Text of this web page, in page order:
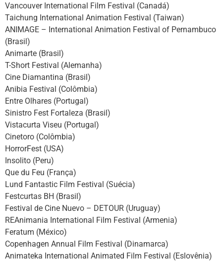
Vancouver International Film Festival (Canadá)
Taichung International Animation Festival (Taiwan)
ANIMAGE – International Animation Festival of Pernambuco
(Brasil)
Animarte (Brasil)
T-Short Festival (Alemanha)
Cine Diamantina (Brasil)
Anibia Festival (Colômbia)
Entre Olhares (Portugal)
Sinistro Fest Fortaleza (Brasil)
Vistacurta Viseu (Portugal)
Cinetoro (Colômbia)
HorrorFest (USA)
Insolito (Peru)
Que du Feu (França)
Lund Fantastic Film Festival (Suécia)
Festcurtas BH (Brasil)
Festival de Cine Nuevo – DETOUR (Uruguay)
REAnimania International Film Festival (Armenia)
Feratum (México)
Copenhagen Annual Film Festival (Dinamarca)
Animateka International Animated Film Festival (Eslovênia)